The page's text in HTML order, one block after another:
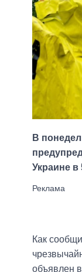
В
Украине в
Как
объявлен